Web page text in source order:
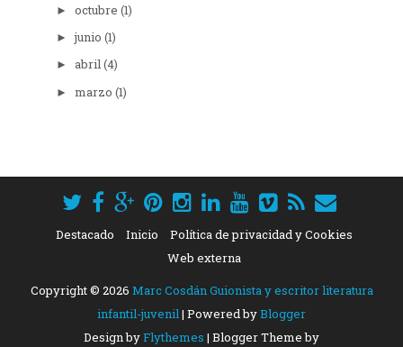
► octubre (1)
►junio (1)
► abril(4)
► marzo (1)
Destacado Inicio
Política de privacidad y Cookies
Web externa
Copyright © 2026 Marc Cosdán Guionista y escritor literatura
infantil-juvenil | Powered byBlogger
Design byFlythemes | Blogger Theme by